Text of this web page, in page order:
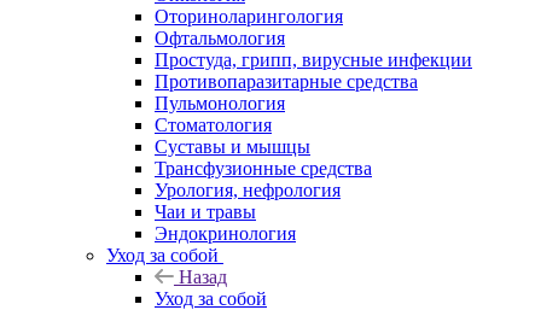
Оториноларингология
Офтальмология
Простуда, грипп, вирусные инфекции
Противопаразитарные средства
Пульмонология
Стоматология
Суставы и мышцы
Трансфузионные средства
Урология, нефрология
Чаи и травы
Эндокринология
Уход за собой
Назад
Уход за собой